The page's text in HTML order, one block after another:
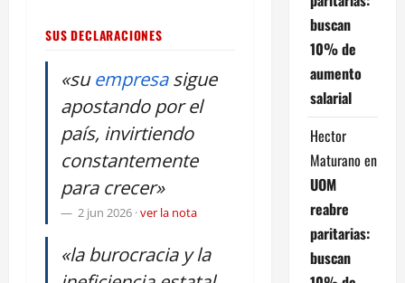
SUS DECLARACIONES
«suempresasigue
apostando por el
país, invirtiendo
constantemente
para crecer»
2 jun 2026 ·ver la nota
«la burocracia y la
buscan
10% de
aumento
salarial
Hector
Maturano en
UOM
reabre
paritarias:
buscan